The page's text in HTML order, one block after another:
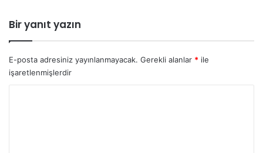
Bir yanıt yazın
E-posta adresiniz yayınlanmayacak. Gerekli alanlar * ile
işaretlenmişlerdir